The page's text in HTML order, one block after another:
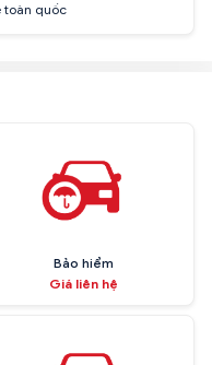
toàn quốc
Bảo hiểm
Giá liên hệ